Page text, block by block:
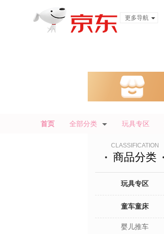
更多导航
首页 全部分类 玩具专区
CLASSIFICATION
商品分类
玩具专区
童车童床
婴儿推车